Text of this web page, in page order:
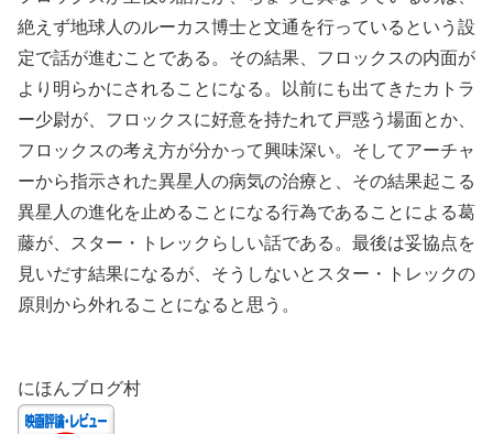
絶えず地球人のルーカス博士と文通を行っているという設
定で話が進むことである。その結果、フロックスの内面が
より明らかにされることになる。以前にも出てきたカトラ
ー少尉が、フロックスに好意を持たれて戸惑う場面とか、
フロックスの考え方が分かって興味深い。そしてアーチャ
ーから指示された異星人の病気の治療と、その結果起こる
異星人の進化を止めることになる行為であることによる葛
藤が、スター・トレックらしい話である。最後は妥協点を
見いだす結果になるが、そうしないとスター・トレックの
原則から外れることになると思う。
にほんブログ村